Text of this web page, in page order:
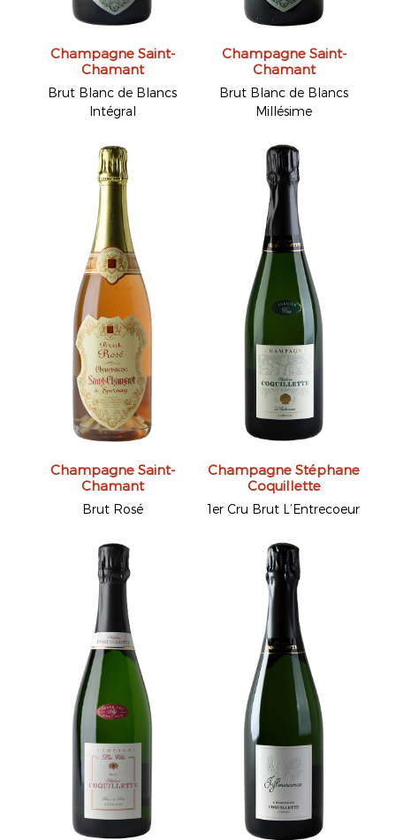
Champagne Saint-
Chamant
Brut Blanc de Blancs
Intégral
Champagne Saint-
Chamant
Brut Blanc de Blancs
Millésime
Champagne Saint-
Chamant
Brut Rosé
Champagne Stéphane
Coquillette
1er Cru Brut L’Entrecoeur